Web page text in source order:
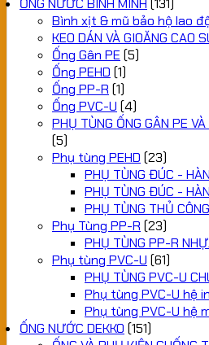
ỐNG NƯỚC BÌNH MINH (131)
Bình xịt & mũ bảo hộ lao
KEO DÁN VÀ GIOĂNG CAO
Ống Gân PE (5)
Ống PEHD (1)
Ống PP-R (1)
Ống PVC-U (4)
PHỤ TÙNG ỐNG GÂN PE
(5)
Phụ tùng PEHD (23)
PHỤ TÙNG ĐÚC -
PHỤ TÙNG ĐÚC -
PHỤ TÙNG THỦ CÔNG
Phụ Tùng PP-R (23)
PHỤ TÙNG PP-R
Phụ tùng PVC-U (61)
PHỤ TÙNG PVC-U
Phụ tùng PVC-U hệ
Phụ tùng PVC-U hệ
ỐNG NƯỚC DEKKO (151)